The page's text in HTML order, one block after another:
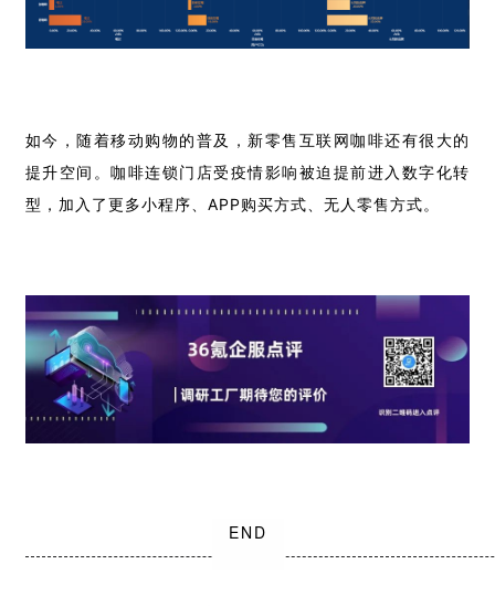
如今，随着移动购物的普及，新零售互联网咖啡还有很大的
提升空间。咖啡连锁门店受疫情影响被迫提前进入数字化转
型，加入了更多小程序、APP购买方式、无人零售方式。
END